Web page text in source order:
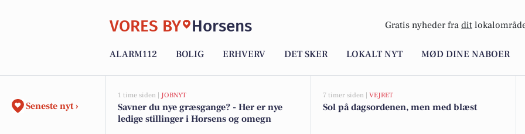
VORES BY Horsens Gratis nyheder fra dit
ALARM112 BOLIG ERHVERV DET SKER LOKALT NYT MØD DINE NABOER
Seneste nyt ›
1 time siden | JOBNYT
Savner du nye græsgange? - Her er nye
ledige stillinger i Horsens og omegn
7 timer siden | VEJRET
Sol på dagsordenen, men med blæst